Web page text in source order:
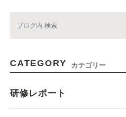
CATEGORY カテゴリー
研修レポート